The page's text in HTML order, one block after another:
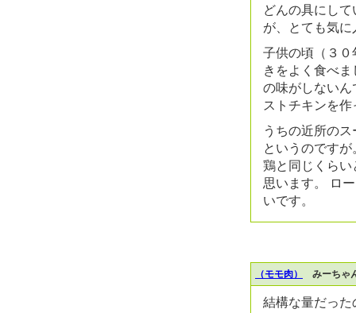
どんの具にし
が、とても気
子供の頃（３
きをよく食べ
の味がしないん
ストチキンを
うちの近所の
というのです
鶏と同じくら
思います。 ロ
いです。
（モモ肉） みーちゃ
結構な量だっ